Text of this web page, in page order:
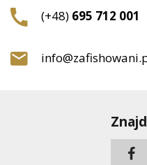
(+48) 695 712 001